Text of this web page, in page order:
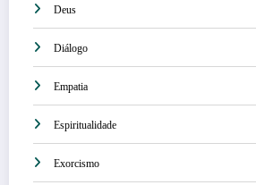
Deus
Diálogo
Empatia
Espiritualidade
Exorcismo